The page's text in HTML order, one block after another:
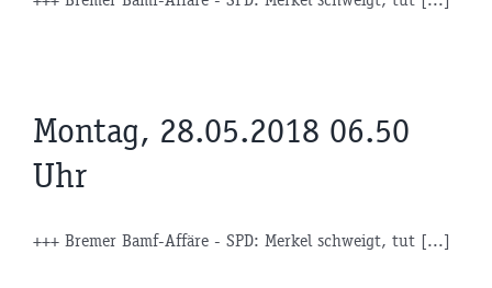
Montag, 28.05.2018 06.50
Uhr
+++ Bremer Bamf-Affäre - SPD: Merkel schweigt, tut [...]